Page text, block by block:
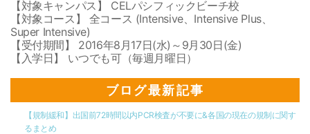
【対象キャンパス】 CELパシフィックビーチ校
【対象コース】 全コース (Intensive、Intensive Plus、
Super Intensive)
【受付期間】 2016年8月17日(水)～9月30日(金)
【入学日】 いつでも可（毎週月曜日）
ブログ最新記事
【規制緩和】出国前72時間以内PCR検査が不要に&各国の現在の規制に関す
るまとめ